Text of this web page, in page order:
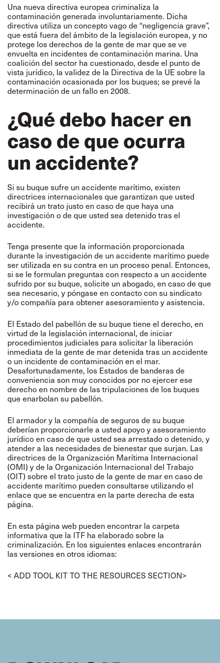
Una nueva directiva europea criminaliza la
contaminación generada involuntariamente. Dicha
directiva utiliza un concepto vago de “negligencia grave”,
que está fuera del ámbito de la legislación europea, y no
protege los derechos de la gente de mar que se ve
envuelta en incidentes de contaminación marina. Una
coalición del sector ha cuestionado, desde el punto de
vista jurídico, la validez de la Directiva de la UE sobre la
contaminación ocasionada por los buques; se prevé la
determinación de un fallo en 2008.
¿Qué debo hacer en
caso de que ocurra
un accidente?
Si su buque sufre un accidente marítimo, existen
directrices internacionales que garantizan que usted
recibirá un trato justo en caso de que haya una
investigación o de que usted sea detenido tras el
accidente.
Tenga presente que la información proporcionada
durante la investigación de un accidente marítimo puede
ser utilizada en su contra en un proceso penal. Entonces,
si se le formulan preguntas con respecto a un accidente
sufrido por su buque, solicite un abogado, en caso de que
sea necesario, y póngase en contacto con su sindicato
y/o compañía para obtener asesoramiento y asistencia.
El Estado del pabellón de su buque tiene el derecho, en
virtud de la legislación internacional, de iniciar
procedimientos judiciales para solicitar la liberación
inmediata de la gente de mar detenida tras un accidente
o un incidente de contaminación en el mar.
Desafortunadamente, los Estados de banderas de
conveniencia son muy conocidos por no ejercer ese
derecho en nombre de las tripulaciones de los buques
que enarbolan su pabellón.
El armador y la compañía de seguros de su buque
deberían proporcionarle a usted apoyo y asesoramiento
jurídico en caso de que usted sea arrestado o detenido, y
atender a las necesidades de bienestar que surjan. Las
directrices de la Organización Marítima Internacional
(OMI) y de la Organización Internacional del Trabajo
(OIT) sobre el trato justo de la gente de mar en caso de
accidente marítimo pueden consultarse utilizando el
enlace que se encuentra en la parte derecha de esta
página.
En esta página web pueden encontrar la carpeta
informativa que la ITF ha elaborado sobre la
criminalización. En los siguientes enlaces encontrarán
las versiones en otros idiomas:
< ADD TOOL KIT TO THE RESOURCES SECTION>